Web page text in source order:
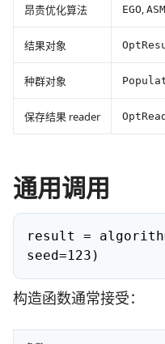
昂贵优化算法 EGO,
结果对象
种群对象
保存结果 reader
通用调用
result =
seed=123)
构造函数通常接受：